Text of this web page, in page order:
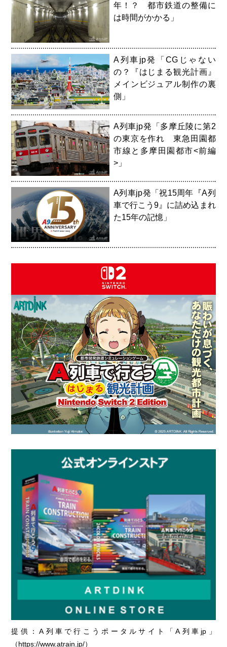
年！？ 都市鉄道の整備に
は時間がかかる」
A列車jp発「CGじゃない
の？『はじまる観光計画』
メインビジュアル制作の裏
側」
A列車jp発「多摩丘陵に第2
の東京を作れ 東急田園都
市線と多摩田園都市<前編
>」
A列車jp発「祝15周年『A列
車で行こう9』に詰め込まれ
た15年の記憶」
提供：A列車で行こうポータルサイト「A列車jp」
（https://www.atrain.jp/）